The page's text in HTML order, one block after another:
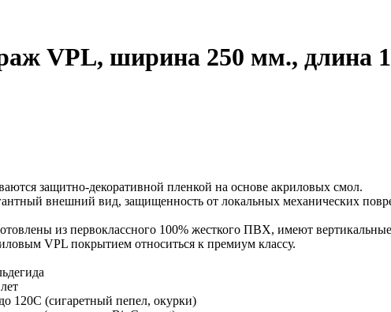
VPL, ширина 250 мм., длина
защитно-декоративной пленкой на основе акриловых смол.
внешний вид, защищенность от локальных механических
из первоклассного 100% жесткого ПВХ, имеют
VPL покрытием относиться к премиум классу.
120С (сигаретный пепел, окурки)